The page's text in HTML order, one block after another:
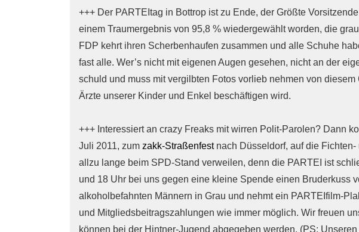
+++ Der PARTEItag in Bottrop ist zu Ende, der Größte
einem Traumergebnis von 95,8 % wiedergewählt worden, die
FDP kehrt ihren Scherbenhaufen zusammen und alle Schuhe
fast alle. Wer’s nicht mit eigenen Augen gesehen, nicht an der
schuld und muss mit vergilbten Fotos vorlieb nehmen von
Ärzte unserer Kinder und Enkel beschäftigen wird.
+++ Interessiert an crazy Freaks mit wirren Polit-Parolen? Dann
Juli 2011, zum zakk-Straßenfestnach Düsseldorf, auf die
allzu lange beim SPD-Stand verweilen, denn die PARTEI ist
und 18 Uhr bei uns gegen eine kleine Spende einen Bruderkuss
alkoholbefahnten Männern in Grau und nehmt ein PARTEIfilm-
und Mitgliedsbeitragszahlungen wie immer möglich. Wir freuen
können bei der Hintner-Jugend abgegeben werden. (PS: